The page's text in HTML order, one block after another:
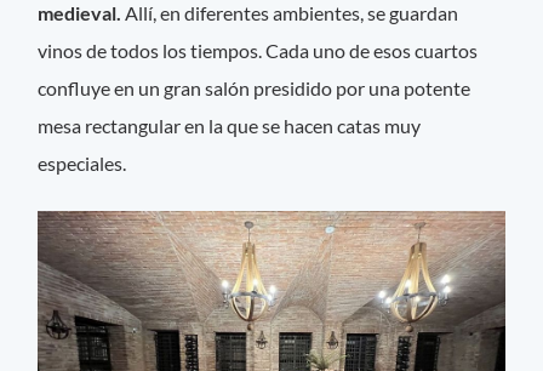
medieval.Allí, en diferentes ambientes, se guardan
vinos de todos los tiempos. Cada uno de esos cuartos
confluye en un gran salón presidido por una potente
mesa rectangular en la que se hacen catas muy
especiales.